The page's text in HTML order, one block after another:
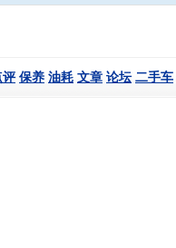
评 保养 油耗 文章 论坛 二手车